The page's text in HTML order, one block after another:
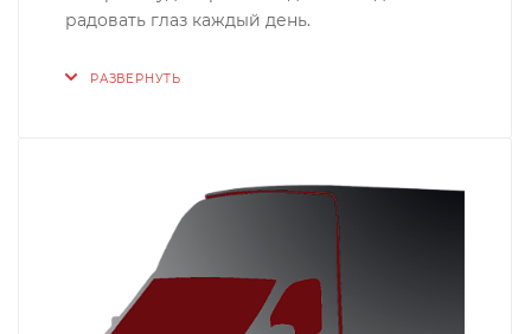
радовать глаз каждый день.
РАЗВЕРНУТЬ